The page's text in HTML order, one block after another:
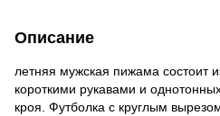
Описание
летняя мужская пижама состоит
короткими рукавами и
кроя. Футболка с круглым